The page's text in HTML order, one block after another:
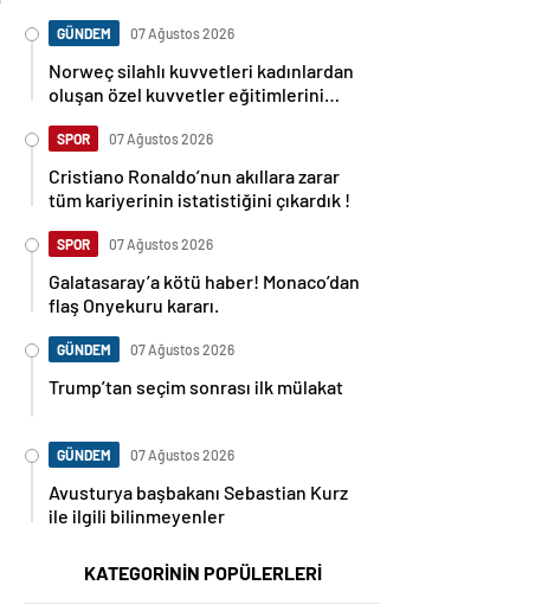
GÜNDEM 07 Ağustos 2026
Norweç silahlı kuvvetleri kadınlardan
oluşan özel kuvvetler eğitimlerini
SPOR 07 Ağustos 2026
Cristiano Ronaldo’nun akıllara zarar
tüm kariyerinin istatistiğini çıkardık !
SPOR 07 Ağustos 2026
Galatasaray’a kötü haber! Monaco’dan
flaş Onyekuru kararı.
GÜNDEM 07 Ağustos 2026
Trump’tan seçim sonrası ilk mülakat
GÜNDEM 07 Ağustos 2026
Avusturya başbakanı Sebastian Kurz
ile ilgili bilinmeyenler
KATEGORİNİN POPÜLERLERİ